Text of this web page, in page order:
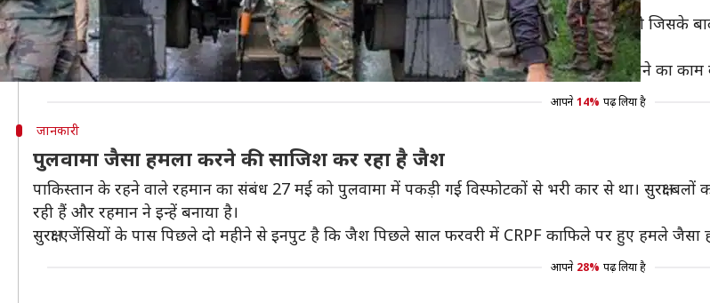
पुलिस के बयान के अनुसार, सुरक्षा बलों को कंगन मुर्रन गांव में आतंकियों के छिपे होने की जानकारी मिली थी जिसके
जम्मू-कश्मीर पुलिस प्रमुख दिलबाग सिंह ने तीन आतंकियों के मारे जाने की पुष्टि की है।
मारे गए आतंकियों में जैश का एक शीर्ष कमांडर फौजी भाई उर्फ अब्दुल रहमान भी शामिल है। वह बम बनाने का काम
आपने 14% पढ़ लिया है
जानकारी
पुलवामा जैसा हमला करने की साजिश कर रहा है जैश
पाकिस्तान के रहने वाले रहमान का संबंध 27 मई को पुलवामा में पकड़ी गई विस्फोटकों से भरी कार से था। सुरक्षा
रही हैं और रहमान ने इन्हें बनाया है।
सुरक्षा एजेंसियों के पास पिछले दो महीने से इनपुट है कि जैश पिछले साल फरवरी में CRPF काफिले पर हुए हमले जैसा
आपने 28% पढ़ लिया है